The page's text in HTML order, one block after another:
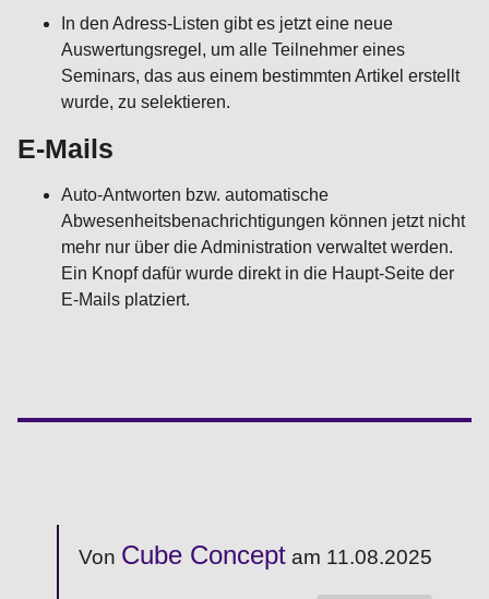
In den Adress-Listen gibt es jetzt eine neue
Auswertungsregel, um alle Teilnehmer eines
Seminars, das aus einem bestimmten Artikel erstellt
wurde, zu selektieren.
E-Mails
Auto-Antworten bzw. automatische
Abwesenheitsbenachrichtigungen können jetzt nicht
mehr nur über die Administration verwaltet werden.
Ein Knopf dafür wurde direkt in die Haupt-Seite der
E-Mails platziert.
Von Cube Concept am 11.08.2025